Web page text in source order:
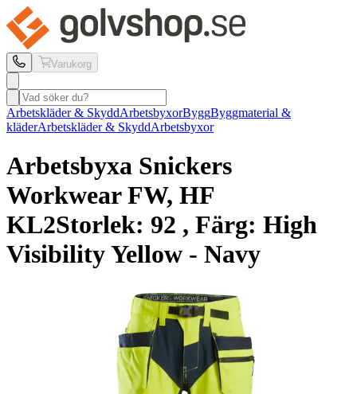
Varukorg
Arbetskläder & SkyddArbetsbyxorByggByggmaterial &
kläderArbetskläder & SkyddArbetsbyxor
Arbetsbyxa Snickers
WorkwearFW, HF
KL2Storlek: 92 , Färg: High
Visibility Yellow - Navy